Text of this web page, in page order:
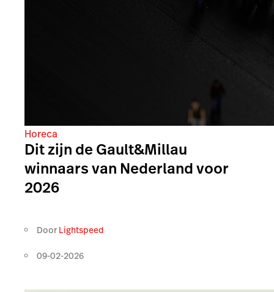
Horeca
Dit zijn de Gault&Millau
winnaars van Nederland voor
2026
Door Lightspeed
09-02-2026